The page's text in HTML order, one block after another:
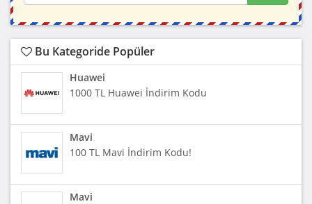
Bu Kategoride Popüler
Huawei
1000 TL Huawei İndirim Kodu
Mavi
100 TL Mavi İndirim Kodu!
Mavi